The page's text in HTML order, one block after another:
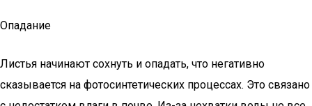
Опадание
Листья начинают сохнуть и опадать, что негативно
сказывается на фотосинтетических процессах. Это связано